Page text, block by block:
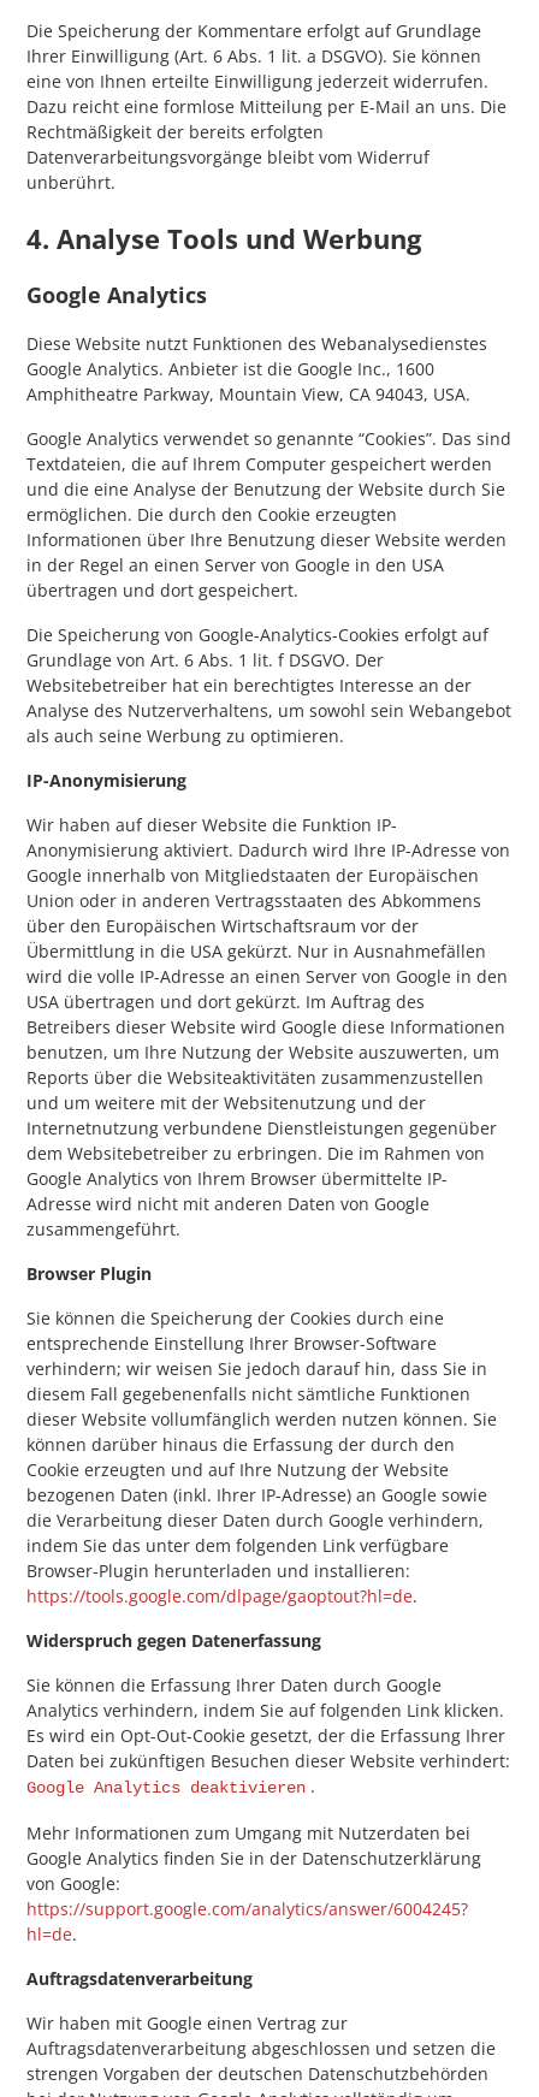
Die Speicherung der Kommentare erfolgt auf Grundlage
Ihrer Einwilligung (Art. 6 Abs. 1 lit. a DSGVO). Sie können
eine von Ihnen erteilte Einwilligung jederzeit widerrufen.
Dazu reicht eine formlose Mitteilung per E-Mail an uns. Die
Rechtmäßigkeit der bereits erfolgten
Datenverarbeitungsvorgänge bleibt vom Widerruf
unberührt.
4. Analyse Tools und Werbung
Google Analytics
Diese Website nutzt Funktionen des Webanalysedienstes
Google Analytics. Anbieter ist die Google Inc., 1600
Amphitheatre Parkway, Mountain View, CA 94043, USA.
Google Analytics verwendet so genannte “Cookies”. Das sind
Textdateien, die auf Ihrem Computer gespeichert werden
und die eine Analyse der Benutzung der Website durch Sie
ermöglichen. Die durch den Cookie erzeugten
Informationen über Ihre Benutzung dieser Website werden
in der Regel an einen Server von Google in den USA
übertragen und dort gespeichert.
Die Speicherung von Google-Analytics-Cookies erfolgt auf
Grundlage von Art. 6 Abs. 1 lit. f DSGVO. Der
Websitebetreiber hat ein berechtigtes Interesse an der
Analyse des Nutzerverhaltens, um sowohl sein Webangebot
als auch seine Werbung zu optimieren.
IP-Anonymisierung
Wir haben auf dieser Website die Funktion IP-
Anonymisierung aktiviert. Dadurch wird Ihre IP-Adresse von
Google innerhalb von Mitgliedstaaten der Europäischen
Union oder in anderen Vertragsstaaten des Abkommens
über den Europäischen Wirtschaftsraum vor der
Übermittlung in die USA gekürzt. Nur in Ausnahmefällen
wird die volle IP-Adresse an einen Server von Google in den
USA übertragen und dort gekürzt. Im Auftrag des
Betreibers dieser Website wird Google diese Informationen
benutzen, um Ihre Nutzung der Website auszuwerten, um
Reports über die Websiteaktivitäten zusammenzustellen
und um weitere mit der Websitenutzung und der
Internetnutzung verbundene Dienstleistungen gegenüber
dem Websitebetreiber zu erbringen. Die im Rahmen von
Google Analytics von Ihrem Browser übermittelte IP-
Adresse wird nicht mit anderen Daten von Google
zusammengeführt.
Browser Plugin
Sie können die Speicherung der Cookies durch eine
entsprechende Einstellung Ihrer Browser-Software
verhindern; wir weisen Sie jedoch darauf hin, dass Sie in
diesem Fall gegebenenfalls nicht sämtliche Funktionen
dieser Website vollumfänglich werden nutzen können. Sie
können darüber hinaus die Erfassung der durch den
Cookie erzeugten und auf Ihre Nutzung der Website
bezogenen Daten (inkl. Ihrer IP-Adresse) an Google sowie
die Verarbeitung dieser Daten durch Google verhindern,
indem Sie das unter dem folgenden Link verfügbare
Browser-Plugin herunterladen und installieren:
https://tools.google.com/dlpage/gaoptout?hl=de.
Widerspruch gegen Datenerfassung
Sie können die Erfassung Ihrer Daten durch Google
Analytics verhindern, indem Sie auf folgenden Link klicken.
Es wird ein Opt-Out-Cookie gesetzt, der die Erfassung Ihrer
Daten bei zukünftigen Besuchen dieser Website verhindert:
Google Analytics deaktivieren .
Mehr Informationen zum Umgang mit Nutzerdaten bei
Google Analytics finden Sie in der Datenschutzerklärung
von Google:
https://support.google.com/analytics/answer/6004245?
hl=de.
Auftragsdatenverarbeitung
Wir haben mit Google einen Vertrag zur
Auftragsdatenverarbeitung abgeschlossen und setzen die
strengen Vorgaben der deutschen Datenschutzbehörden